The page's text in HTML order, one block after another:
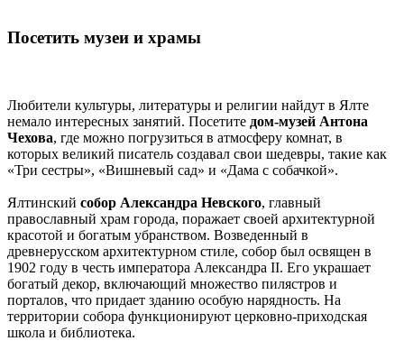
Посетить музеи и храмы
Любители культуры, литературы и религии найдут в Ялте
немало интересных занятий. Посетите дом-музей Антона
Чехова, где можно погрузиться в атмосферу комнат, в
которых великий писатель создавал свои шедевры, такие как
«Три сестры», «Вишневый сад» и «Дама с собачкой».
Ялтинский собор Александра Невского, главный
православный храм города, поражает своей архитектурной
красотой и богатым убранством. Возведенный в
древнерусском архитектурном стиле, собор был освящен в
1902 году в честь императора Александра II. Его украшает
богатый декор, включающий множество пилястров и
порталов, что придает зданию особую нарядность. На
территории собора функционируют церковно-приходская
школа и библиотека.